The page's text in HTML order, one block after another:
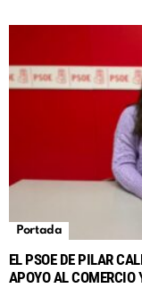
Portada
EL PSOE DE PILAR
APOYO AL COMERCIO